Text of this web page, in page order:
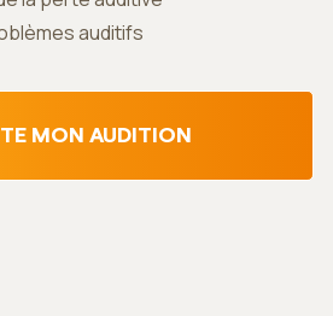
auditifs
MON AUDITION